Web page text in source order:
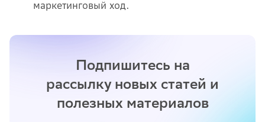
маркетинговый ход.
Подпишитесь на
рассылку новых статей и
полезных материалов